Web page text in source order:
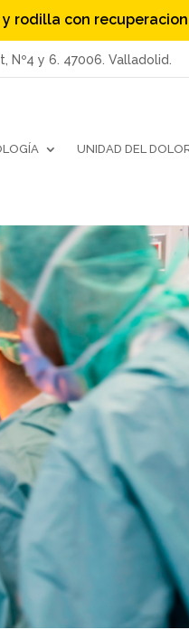
rodilla con
Nº4 y 6. 47006. Valladolid.
UNIDAD DEL